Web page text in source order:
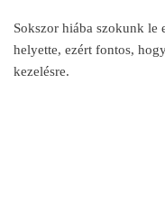
Sokszor hiába szokunk
helyette, ezért fontos,
kezelésre.